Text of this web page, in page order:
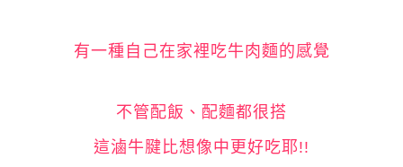
有一種自己在家裡吃牛肉麵的感覺
不管配飯、配麵都很搭
這滷牛腱比想像中更好吃耶!!